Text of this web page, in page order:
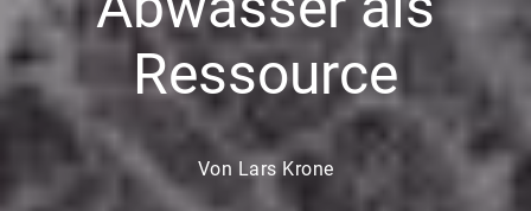
Ressource
Von Lars Krone
„Hauptsache weg“ war lange Zeit das Hauptmotiv